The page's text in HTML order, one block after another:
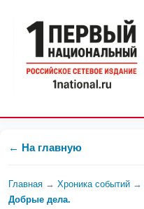
← На главную
Главная → Хроника событий →
Добрые дела.